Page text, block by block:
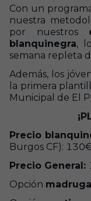
Con un
nuestra
por nuestros
blanquinegra,
semana repleta
Además, los
la primera
Municipal de El
Precio
Burgos CF):
Precio General:
Opción